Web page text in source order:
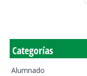
Categorías
Alumnado